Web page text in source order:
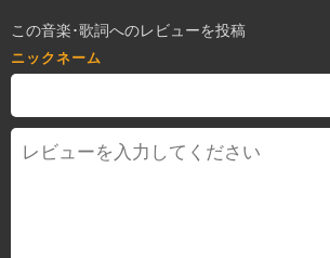
この音楽･歌詞へのレビューを投稿
ニックネーム